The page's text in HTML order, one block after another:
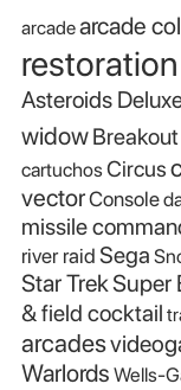
arcadearcade
restoration
Asteroids
widowBreakout
cartuchosCircus
vectorConsole
missile
river raidSega
Star TrekSuper
& field cocktail
arcades
Warlords Wells-